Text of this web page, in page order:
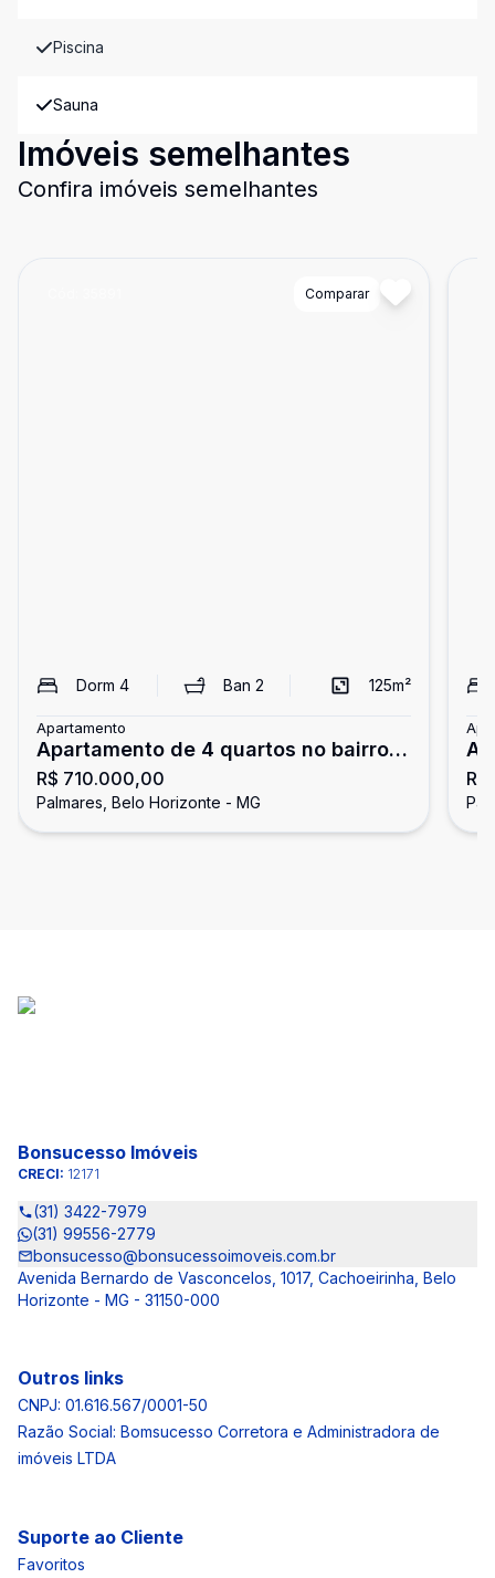
Piscina
Sauna
Imóveis semelhantes
Confira imóveis semelhantes
Comparar
Dorm 4 Ban2 125m²
Apartamento
Apartamento de 4 quartos no bairro
Palmares em belo horizonte
R$ 710.000,00
Palmares, Belo Horizonte - MG
Bonsucesso Imóveis
CRECI: 12171
(31) 3422-7979
(31) 99556-2779
bonsucesso@bonsucessoimoveis.com.br
Avenida Bernardo de Vasconcelos, 1017, Cachoeirinha, Belo
Horizonte - MG - 31150-000
Outros links
CNPJ: 01.616.567/0001-50
Razão Social: Bomsucesso Corretora e Administradora de
imóveis LTDA
Suporte ao Cliente
Favoritos